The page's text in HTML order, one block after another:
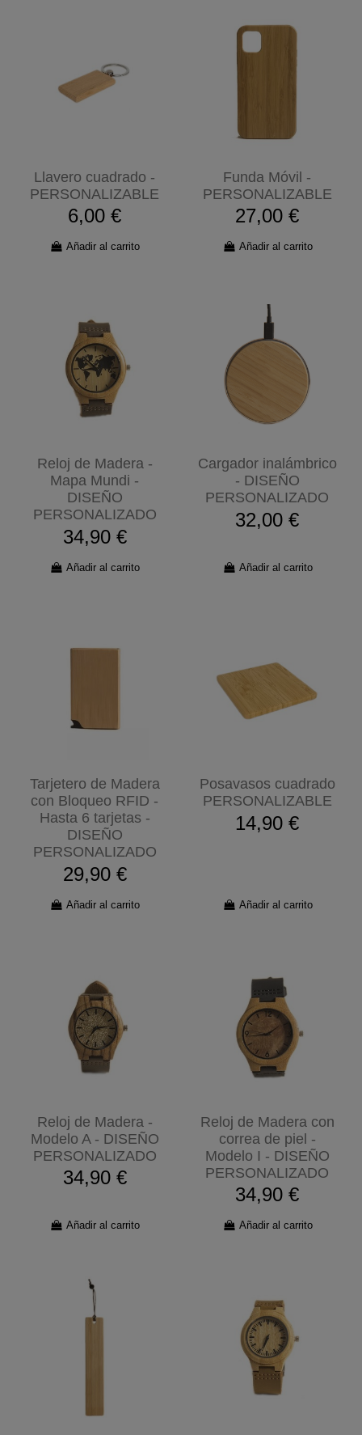
Llavero cuadrado -
PERSONALIZABLE
6,00 €
Añadir al carrito
Funda Móvil -
PERSONALIZABLE
27,00 €
Añadir al carrito
Reloj de Madera -
Mapa Mundi -
DISEÑO
PERSONALIZADO
34,90 €
Añadir al carrito
Cargador inalámbrico
- DISEÑO
PERSONALIZADO
32,00 €
Añadir al carrito
Tarjetero de Madera
con Bloqueo RFID -
Hasta 6 tarjetas -
DISEÑO
PERSONALIZADO
29,90 €
Añadir al carrito
Posavasos cuadrado
PERSONALIZABLE
14,90 €
Añadir al carrito
Reloj de Madera -
Modelo A - DISEÑO
PERSONALIZADO
34,90 €
Añadir al carrito
Reloj de Madera con
correa de piel -
Modelo I - DISEÑO
PERSONALIZADO
34,90 €
Añadir al carrito